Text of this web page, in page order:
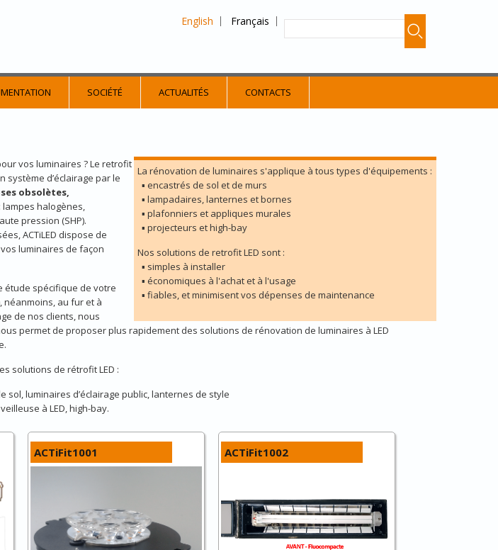
English Français
SOCIÉTÉ ACTUALITÉS CONTACTS
La rénovation de luminaires s'applique à tous types d'équipements :
▪ encastrés de sol et de murs
▪ lampadaires, lanternes et bornes
▪ plafonniers et appliques murales
▪ projecteurs et high-bay
Nos solutions de retrofit LED sont :
▪ simples à installer
▪ économiques à l'achat et à l'usage
▪ fiables, et minimisent vos dépenses de maintenance
vos luminaires ? Le retrofit
système d’éclairage par le
obsolètes,
halogènes,
pression (SHP).
ACTiLED dispose de
luminaires de façon
étude spécifique de votre
néanmoins, au fur et à
de nos clients, nous
permet de proposer plus rapidement des solutions de rénovation de luminaires à LED
solutions de rétrofit LED :
sol, luminaires d’éclairage public, lanternes de style
à LED, high-bay.
ACTiFit1001 ACTiFit1002